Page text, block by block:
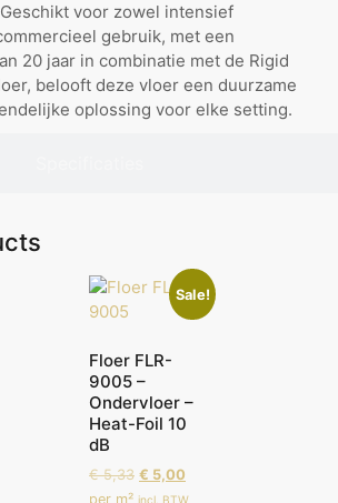
voor zowel intensief
gebruik, met een
20 jaar in combinatie met de Rigid
belooft deze vloer een duurzame
oplossing voor elke setting.
Sale!
Floer FLR-
9005 –
Ondervloer –
Heat-Foil 10
dB
€5,33 € 5,00
per m² incl. BTW